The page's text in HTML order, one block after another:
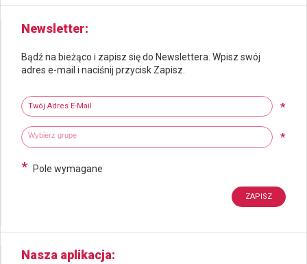
Newsletter
Bądź na bieżąco i zapisz się do Newslettera. Wpisz swój
adres e-mail i naciśnij przycisk Zapisz.
Twój adres e-mail
*
Wybierz grupy tematyczne *
Wpisz wyszukiwaną fraze
* Pole wymagane
Nasza aplikacja